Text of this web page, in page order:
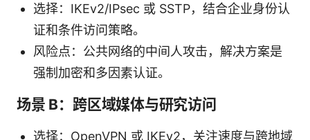
选择：IKEv2/IPsec 或 SSTP，结合企业身份认
证和条件访问策略。
风险点：公共网络的中间人攻击，解决方案是
强制加密和多因素认证。
场景 B：跨区域媒体与研究访问
选择：OpenVPN 或 IKEv2，关注速度与跨地域